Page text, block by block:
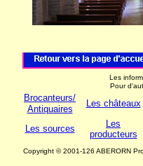
Les
Pour
Brocanteurs/
Antiquaires
Les châteaux
Les sources
Les
producteurs
Copyright © 2001-126 ABERORN